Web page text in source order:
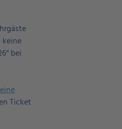
bei
Ticket